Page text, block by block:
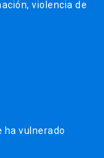
violencia de
ha vulnerado